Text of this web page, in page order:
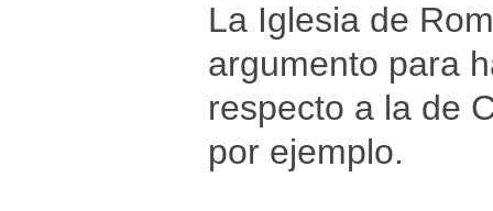
La Iglesia de
argumento para
respecto a la de
por ejemplo.